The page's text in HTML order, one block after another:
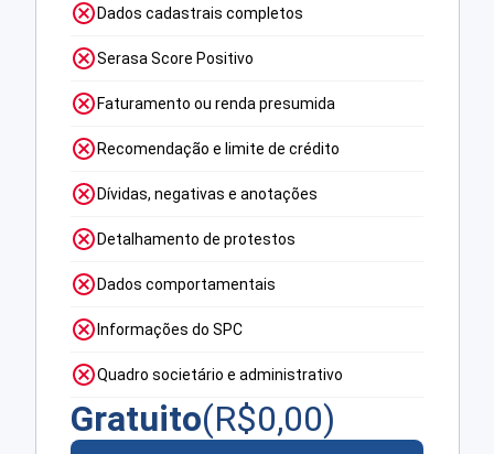
Dados cadastrais completos
Serasa Score Positivo
Faturamento ou renda presumida
Recomendação e limite de crédito
Dívidas, negativas e anotações
Detalhamento de protestos
Dados comportamentais
Informações do SPC
Quadro societário e administrativo
Gratuito(R$0,00)